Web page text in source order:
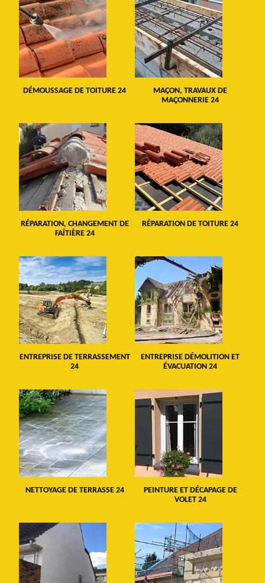
DÉMOUSSAGE DE TOITURE 24
MAÇON, TRAVAUX DE
MAÇONNERIE 24
RÉPARATION, CHANGEMENT DE
FAÎTIÈRE 24
RÉPARATION DE TOITURE 24
ENTREPRISE DE TERRASSEMENT
24
ENTREPRISE DÉMOLITION ET
ÉVACUATION 24
NETTOYAGE DE TERRASSE 24
PEINTURE ET DÉCAPAGE DE
VOLET 24